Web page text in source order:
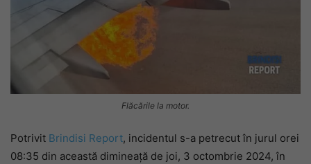
Flăcările la motor.
Potrivit Brindisi Report, incidentul s-a petrecut în jurul orei
08:35 din această dimineață de joi, 3 octombrie 2024, în